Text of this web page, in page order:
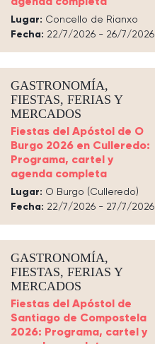
Lugar: Concello de Rianxo
Fecha: 22/7/2026 - 26/7/2026
GASTRONOMÍA,
FIESTAS, FERIAS Y
MERCADOS
Fiestas del Apóstol de O
Burgo 2026 en Culleredo:
Programa, cartel y
agenda completa
Lugar: O Burgo (Culleredo)
Fecha: 22/7/2026 - 27/7/2026
GASTRONOMÍA,
FIESTAS, FERIAS Y
MERCADOS
Fiestas del Apóstol de
Santiago de Compostela
2026: Programa, cartel y